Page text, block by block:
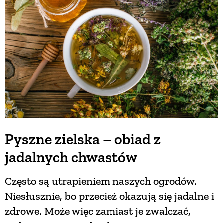
Pyszne zielska – obiad z
jadalnych chwastów
Często są utrapieniem naszych ogrodów.
Niesłusznie, bo przecież okazują się jadalne i
zdrowe. Może więc zamiast je zwalczać,
BUDUJEMY DOM
OGRÓD
WARZYWA I OWOCE
PORADY
ZIELEŃ W DOMU
PROJEKTOWANIE OGRODU